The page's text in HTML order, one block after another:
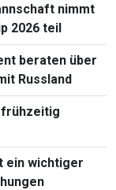
nimmt
2026 teil
beraten über
Russland
frühzeitig
ein wichtiger